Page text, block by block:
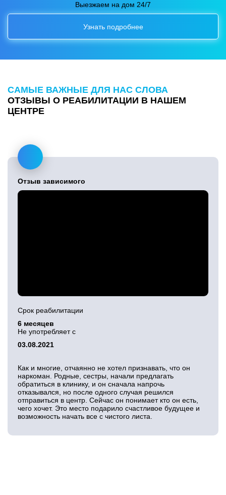
Выезжаем на дом 24/7
Узнать подробнее
САМЫЕ ВАЖНЫЕ ДЛЯ НАС СЛОВА
ОТЗЫВЫ О РЕАБИЛИТАЦИИ В НАШЕМ
ЦЕНТРЕ
Отзыв зависимого
Срок реабилитации
6 месяцев
Не употребляет с
03.08.2021
Как и многие, отчаянно не хотел признавать, что он
наркоман. Родные, сестры, начали предлагать
обратиться в клинику, и он сначала напрочь
отказывался, но после одного случая решился
отправиться в центр. Сейчас он понимает кто он есть,
чего хочет. Это место подарило счастливое будущее и
возможность начать все с чистого листа.